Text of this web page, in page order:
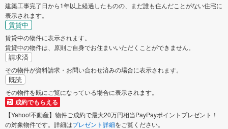
建築工事完了日から1年以上経過したものの、まだ誰も住んだことがない住宅に
表示されます。
賃貸中
賃貸中の物件に表示されます。
賃貸中の物件は、原則ご自身でお住まいいただくことができません。
請求済
その物件が資料請求・お問い合わせ済みの場合に表示されます。
既読
その物件を既にご覧になっている場合に表示されます。
成約でもらえる
【Yahoo!不動産】物件ご成約で最大20万円相当PayPayポイントプレゼント！
の対象物件です。詳細はプレゼント詳細をご覧ください。